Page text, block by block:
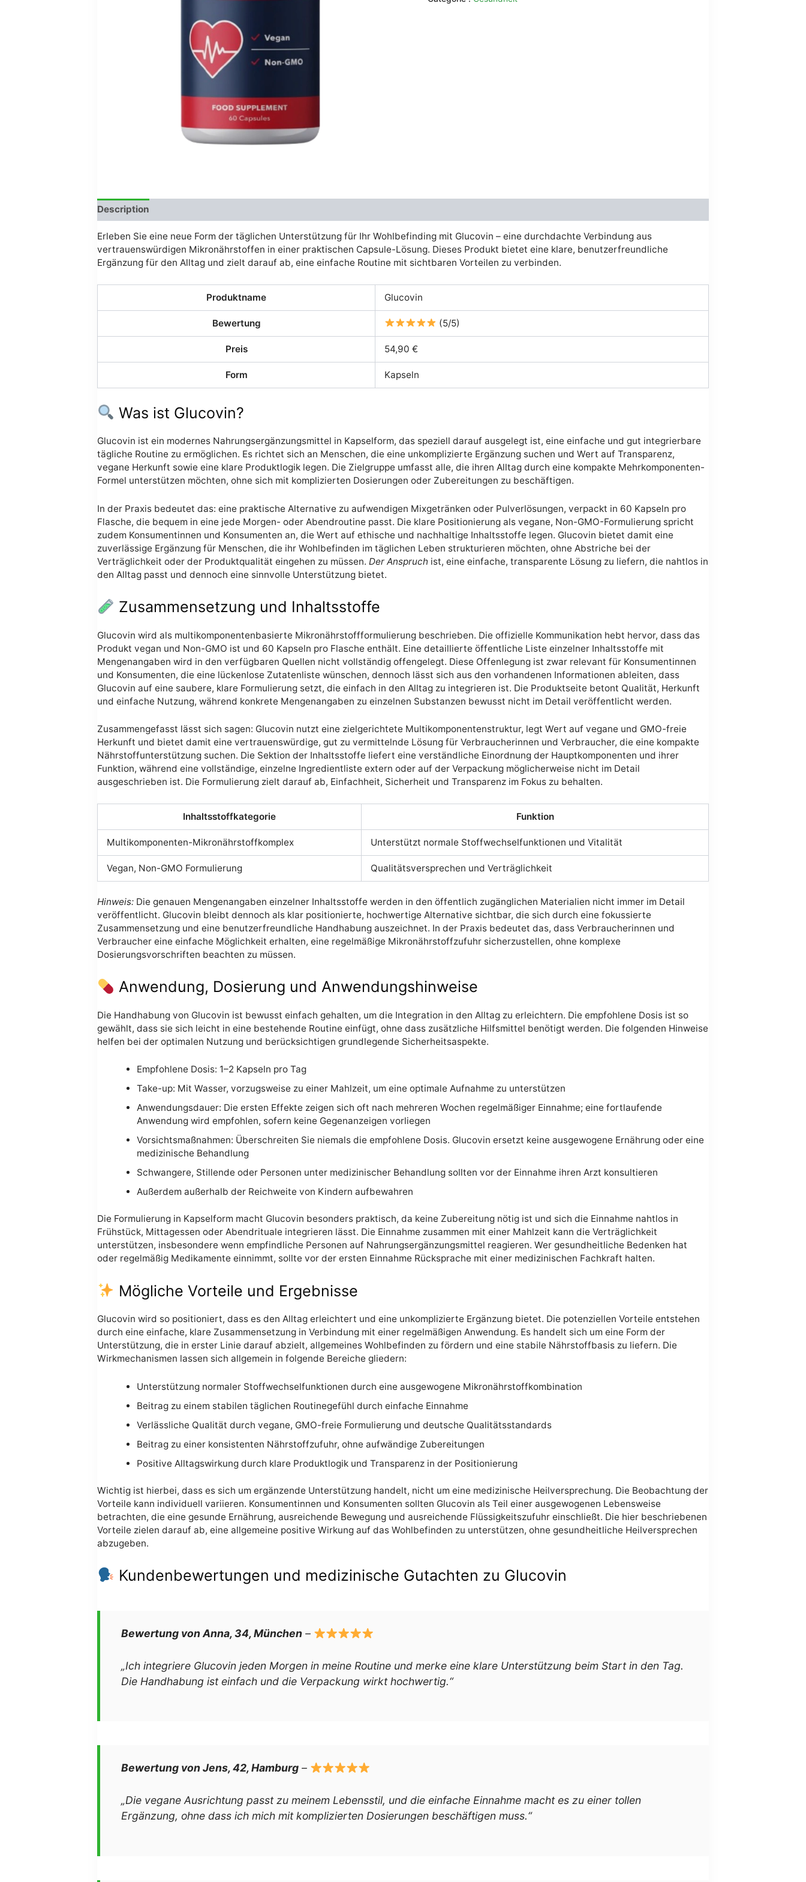
était :
Description
Erleben Sie eine neue Form der täglichen Unterstützung für Ihr Wohlbefinding mit Glucovin – eine durchdachte Verbindung aus
vertrauenswürdigen Mikronährstoffen in einer praktischen Capsule-Lösung. Dieses Produkt bietet eine klare, benutzerfreundliche
Ergänzung für den Alltag und zielt darauf ab, eine einfache Routine mit sichtbaren Vorteilen zu verbinden.
Produktname Glucovin
Bewertung (5/5)
Preis 54,90 €
Form Kapseln
Was ist Glucovin?
Glucovin ist ein modernes Nahrungsergänzungsmittel in Kapselform, das speziell darauf ausgelegt ist, eine einfache und gut integrierbare
tägliche Routine zu ermöglichen. Es richtet sich an Menschen, die eine unkomplizierte Ergänzung suchen und Wert auf Transparenz,
vegane Herkunft sowie eine klare Produktlogik legen. Die Zielgruppe umfasst alle, die ihren Alltag durch eine kompakte Mehrkomponenten-
Formel unterstützen möchten, ohne sich mit komplizierten Dosierungen oder Zubereitungen zu beschäftigen.
In der Praxis bedeutet das: eine praktische Alternative zu aufwendigen Mixgetränken oder Pulverlösungen, verpackt in 60 Kapseln pro
Flasche, die bequem in eine jede Morgen- oder Abendroutine passt. Die klare Positionierung als vegane, Non-GMO-Formulierung spricht
zudem Konsumentinnen und Konsumenten an, die Wert auf ethische und nachhaltige Inhaltsstoffe legen. Glucovin bietet damit eine
zuverlässige Ergänzung für Menschen, die ihr Wohlbefinden im täglichen Leben strukturieren möchten, ohne Abstriche bei der
Verträglichkeit oder der Produktqualität eingehen zu müssen. Der Anspruch ist, eine einfache, transparente Lösung zu liefern, die nahtlos in
den Alltag passt und dennoch eine sinnvolle Unterstützung bietet.
Zusammensetzung und Inhaltsstoffe
Glucovin wird als multikomponentenbasierte Mikronährstoffformulierung beschrieben. Die offizielle Kommunikation hebt hervor, dass das
Produkt vegan und Non-GMO ist und 60 Kapseln pro Flasche enthält. Eine detaillierte öffentliche Liste einzelner Inhaltsstoffe mit
Mengenangaben wird in den verfügbaren Quellen nicht vollständig offengelegt. Diese Offenlegung ist zwar relevant für Konsumentinnen
und Konsumenten, die eine lückenlose Zutatenliste wünschen, dennoch lässt sich aus den vorhandenen Informationen ableiten, dass
Glucovin auf eine saubere, klare Formulierung setzt, die einfach in den Alltag zu integrieren ist. Die Produktseite betont Qualität, Herkunft
und einfache Nutzung, während konkrete Mengenangaben zu einzelnen Substanzen bewusst nicht im Detail veröffentlicht werden.
Zusammengefasst lässt sich sagen: Glucovin nutzt eine zielgerichtete Multikomponentenstruktur, legt Wert auf vegane und GMO-freie
Herkunft und bietet damit eine vertrauenswürdige, gut zu vermittelnde Lösung für Verbraucherinnen und Verbraucher, die eine kompakte
Nährstoffunterstützung suchen. Die Sektion der Inhaltsstoffe liefert eine verständliche Einordnung der Hauptkomponenten und ihrer
Funktion, während eine vollständige, einzelne Ingredientliste extern oder auf der Verpackung möglicherweise nicht im Detail
ausgeschrieben ist. Die Formulierung zielt darauf ab, Einfachheit, Sicherheit und Transparenz im Fokus zu behalten.
Inhaltsstoffkategorie Funktion
Multikomponenten-Mikronährstoffkomplex Unterstützt normale Stoffwechselfunktionen und Vitalität
Vegan, Non-GMO Formulierung Qualitätsversprechen und Verträglichkeit
Hinweis: Die genauen Mengenangaben einzelner Inhaltsstoffe werden in den öffentlich zugänglichen Materialien nicht immer im Detail
veröffentlicht. Glucovin bleibt dennoch als klar positionierte, hochwertige Alternative sichtbar, die sich durch eine fokussierte
Zusammensetzung und eine benutzerfreundliche Handhabung auszeichnet. In der Praxis bedeutet das, dass Verbraucherinnen und
Verbraucher eine einfache Möglichkeit erhalten, eine regelmäßige Mikronährstoffzufuhr sicherzustellen, ohne komplexe
Dosierungsvorschriften beachten zu müssen.
Anwendung, Dosierung und Anwendungshinweise
Die Handhabung von Glucovin ist bewusst einfach gehalten, um die Integration in den Alltag zu erleichtern. Die empfohlene Dosis ist so
gewählt, dass sie sich leicht in eine bestehende Routine einfügt, ohne dass zusätzliche Hilfsmittel benötigt werden. Die folgenden Hinweise
helfen bei der optimalen Nutzung und berücksichtigen grundlegende Sicherheitsaspekte.
Empfohlene Dosis: 1–2 Kapseln pro Tag
Take-up: Mit Wasser, vorzugsweise zu einer Mahlzeit, um eine optimale Aufnahme zu unterstützen
Anwendungsdauer: Die ersten Effekte zeigen sich oft nach mehreren Wochen regelmäßiger Einnahme; eine fortlaufende
Anwendung wird empfohlen, sofern keine Gegenanzeigen vorliegen
Vorsichtsmaßnahmen: Überschreiten Sie niemals die empfohlene Dosis. Glucovin ersetzt keine ausgewogene Ernährung oder eine
medizinische Behandlung
Schwangere, Stillende oder Personen unter medizinischer Behandlung sollten vor der Einnahme ihren Arzt konsultieren
Außerdem außerhalb der Reichweite von Kindern aufbewahren
Die Formulierung in Kapselform macht Glucovin besonders praktisch, da keine Zubereitung nötig ist und sich die Einnahme nahtlos in
Frühstück, Mittagessen oder Abendrituale integrieren lässt. Die Einnahme zusammen mit einer Mahlzeit kann die Verträglichkeit
unterstützen, insbesondere wenn empfindliche Personen auf Nahrungsergänzungsmittel reagieren. Wer gesundheitliche Bedenken hat
oder regelmäßig Medikamente einnimmt, sollte vor der ersten Einnahme Rücksprache mit einer medizinischen Fachkraft halten.
Mögliche Vorteile und Ergebnisse
Glucovin wird so positioniert, dass es den Alltag erleichtert und eine unkomplizierte Ergänzung bietet. Die potenziellen Vorteile entstehen
durch eine einfache, klare Zusammensetzung in Verbindung mit einer regelmäßigen Anwendung. Es handelt sich um eine Form der
Unterstützung, die in erster Linie darauf abzielt, allgemeines Wohlbefinden zu fördern und eine stabile Nährstoffbasis zu liefern. Die
Wirkmechanismen lassen sich allgemein in folgende Bereiche gliedern:
Unterstützung normaler Stoffwechselfunktionen durch eine ausgewogene Mikronährstoffkombination
Beitrag zu einem stabilen täglichen Routinegefühl durch einfache Einnahme
Verlässliche Qualität durch vegane, GMO-freie Formulierung und deutsche Qualitätsstandards
Beitrag zu einer konsistenten Nährstoffzufuhr, ohne aufwändige Zubereitungen
Positive Alltagswirkung durch klare Produktlogik und Transparenz in der Positionierung
Wichtig ist hierbei, dass es sich um ergänzende Unterstützung handelt, nicht um eine medizinische Heilversprechung. Die Beobachtung der
Vorteile kann individuell variieren. Konsumentinnen und Konsumenten sollten Glucovin als Teil einer ausgewogenen Lebensweise
betrachten, die eine gesunde Ernährung, ausreichende Bewegung und ausreichende Flüssigkeitszufuhr einschließt. Die hier beschriebenen
Vorteile zielen darauf ab, eine allgemeine positive Wirkung auf das Wohlbefinden zu unterstützen, ohne gesundheitliche Heilversprechen
abzugeben.
Kundenbewertungen und medizinische Gutachten zu Glucovin
Bewertung von Anna, 34, München –
„Ich integriere Glucovin jeden Morgen in meine Routine und merke eine klare Unterstützung beim Start in den Tag.
Die Handhabung ist einfach und die Verpackung wirkt hochwertig.“
Bewertung von Jens, 42, Hamburg –
„Die vegane Ausrichtung passt zu meinem Lebensstil, und die einfache Einnahme macht es zu einer tollen
Ergänzung, ohne dass ich mich mit komplizierten Dosierungen beschäftigen muss.“